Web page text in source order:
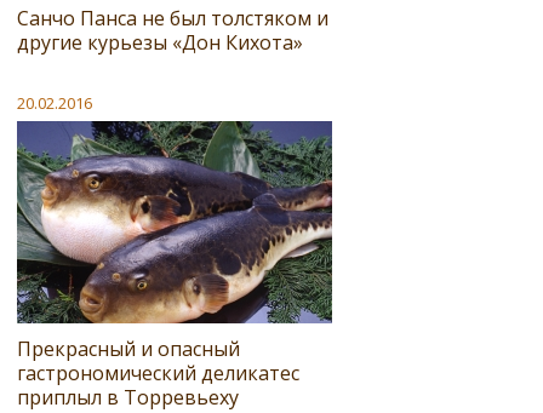
Санчо Панса не был толстяком и
другие курьезы «Дон Кихота»
20.02.2016
Прекрасный и опасный
гастрономический деликатес
приплыл в Торревьеху